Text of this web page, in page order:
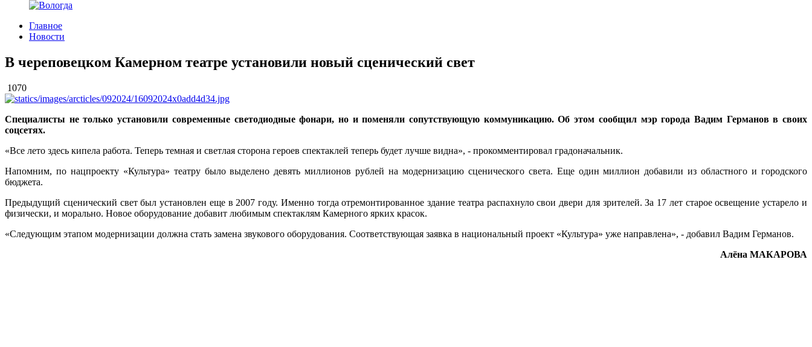
Главное
Новости
В череповецком Камерном театре установили новый сценический свет
1070
Специалисты не только установили современные светодиодные фонари, но и поменяли сопутствующую коммуникацию. Об этом сообщил мэр города Вадим Германов в своих
соцсетях.
«Все лето здесь кипела работа. Теперь темная и светлая сторона героев спектаклей теперь будет лучше видна», - прокомментировал градоначальник.
Напомним, по нацпроекту «Культура» театру было выделено девять миллионов рублей на модернизацию сценического света. Еще один миллион добавили из областного и городского
бюджета.
Предыдущий сценический свет был установлен еще в 2007 году. Именно тогда отремонтированное здание театра распахнуло свои двери для зрителей. За 17 лет старое освещение устарело и
физически, и морально. Новое оборудование добавит любимым спектаклям Камерного ярких красок.
«Следующим этапом модернизации должна стать замена звукового оборудования. Соответствующая заявка в национальный проект «Культура» уже направлена», - добавил Вадим Германов.
Алёна МАКАРОВА